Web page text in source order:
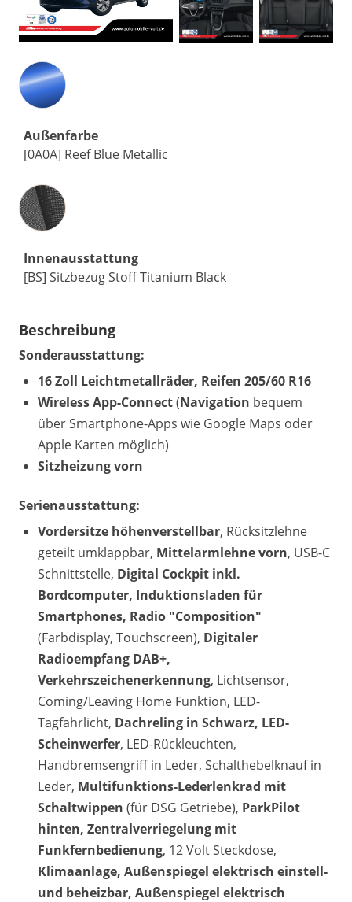
Außenfarbe
[0A0A] Reef Blue Metallic
Innenausstattung
Innenausstattung
[BS] Sitzbezug Stoff Titanium Black
Beschreibung
Sonderausstattung:
16 Zoll Leichtmetallräder, Reifen 205/60 R16
Wireless App-Connect(Navigation bequem
über Smartphone-Apps wie Google Maps oder
Apple Karten möglich)
Sitzheizung vorn
Serienausstattung:
Vordersitze höhenverstellbar, Rücksitzlehne
geteilt umklappbar, Mittelarmlehne vorn, USB-C
Schnittstelle, Digital Cockpit inkl.
Bordcomputer, Induktionsladen für
Smartphones, Radio "Composition"
(Farbdisplay, Touchscreen), Digitaler
Radioempfang DAB+,
Verkehrszeichenerkennung, Lichtsensor,
Coming/Leaving Home Funktion, LED-
Tagfahrlicht, Dachreling in Schwarz, LED-
Scheinwerfer, LED-Rückleuchten,
Handbremsengriff in Leder, Schalthebelknauf in
Leder, Multifunktions-Lederlenkrad mit
Schaltwippen (für DSG Getriebe), ParkPilot
hinten, Zentralverriegelung mit
Funkfernbedienung, 12 Volt Steckdose,
Klimaanlage, Außenspiegel elektrisch einstell-
und beheizbar, Außenspiegel elektrisch